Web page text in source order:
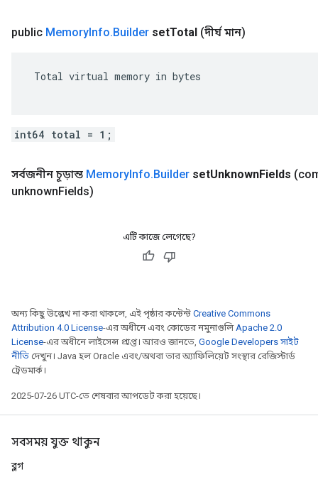
public MemoryInfo.Builder setTotal (দীর্ঘ মান)
Total virtual memory in bytes
int64 total = 1;
সর্বজনীন চূড়ান্ত MemoryInfo.Builder setUnknownFields
unknownFields)
এটি কাজে লেগেছে?
অন্য কিছু উল্লেখ না করা থাকলে, এই পৃষ্ঠার কন্টেন্ট Creative Commons
Attribution 4.0 License-এর অধীনে এবং কোডের নমুনাগুলিApache 2.0
License-এর অধীনে লাইসেন্স প্রাপ্ত। আরও জানতে, Google Developers সাইট
নীতি দেখুন। Java হল Oracle এবং/অথবা তার অ্যাফিলিয়েট সংস্থার রেজিস্টার্ড
ট্রেডমার্ক।
2025-07-26 UTC-তে শেষবার আপডেট করা হয়েছে।
সবসময় যুক্ত থাকুন
ব্লগ